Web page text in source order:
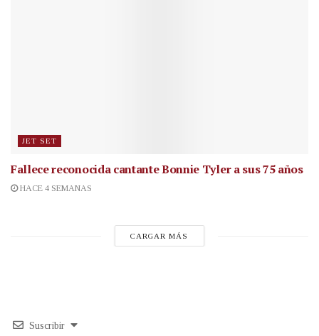
JET SET
Fallece reconocida cantanteBonnie Tyler a sus 75 años
HACE 4 SEMANAS
CARGAR MÁS
Suscribir